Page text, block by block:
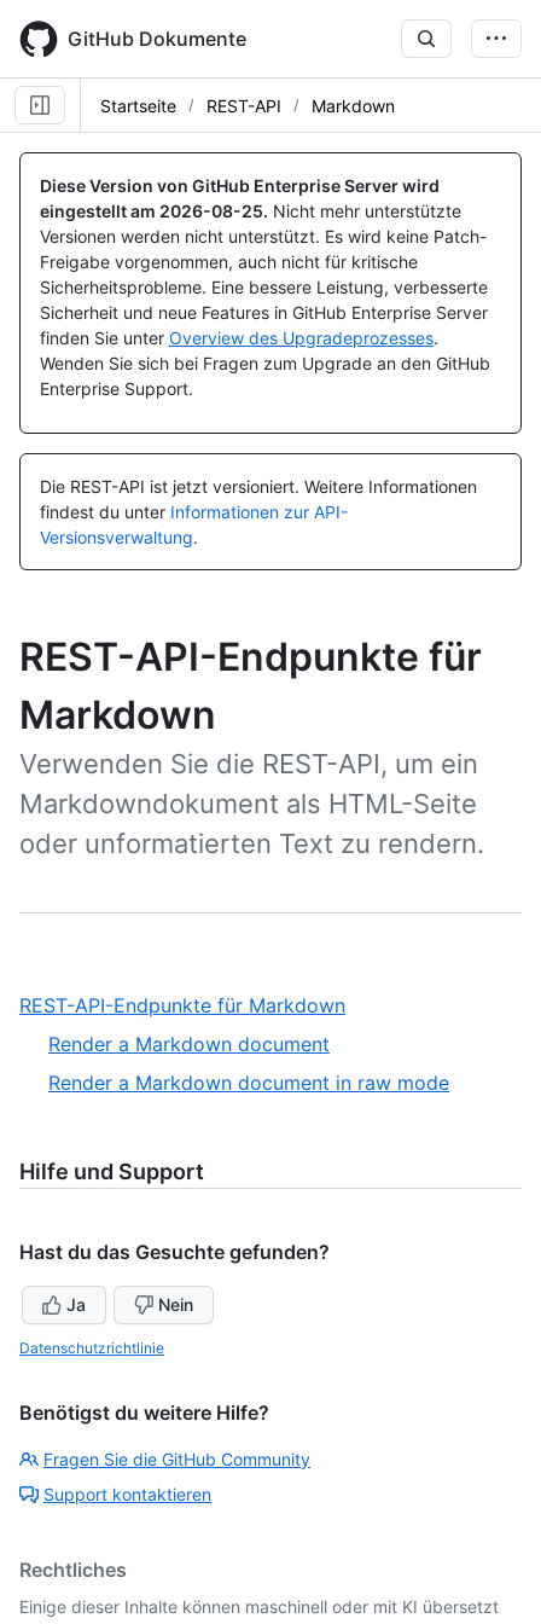
main
content
GitHub Dokumente
Startseite REST-API Markdown
Diese Version von GitHub Enterprise Server wird
eingestellt am 2026-08-25. Nicht mehr unterstützte
Versionen werden nicht unterstützt. Es wird keine Patch-
Freigabe vorgenommen, auch nicht für kritische
Sicherheitsprobleme. Eine bessere Leistung, verbesserte
Sicherheit und neue Features in GitHub Enterprise Server
finden Sie unter Overview des Upgradeprozesses.
Wenden Sie sich bei Fragen zum Upgrade an den GitHub
Enterprise Support.
Die REST-API ist jetzt versioniert. Weitere Informationen
findest du unter Informationen zur API-
Versionsverwaltung.
REST-API-Endpunkte für
Markdown
Verwenden Sie die REST-API, um ein
Markdowndokument als HTML-Seite
oder unformatierten Text zu rendern.
REST-API-Endpunkte für Markdown,
1
Render a Markdown document
Render a Markdown document in raw mode,
Hilfe und Support
Hast du das Gesuchte gefunden?
Ja Nein
Datenschutzrichtlinie
Benötigst du weitere Hilfe?
Fragen Sie die GitHub Community
Support kontaktieren
Rechtliches
Einige dieser Inhalte können maschinell oder mit KI übersetzt